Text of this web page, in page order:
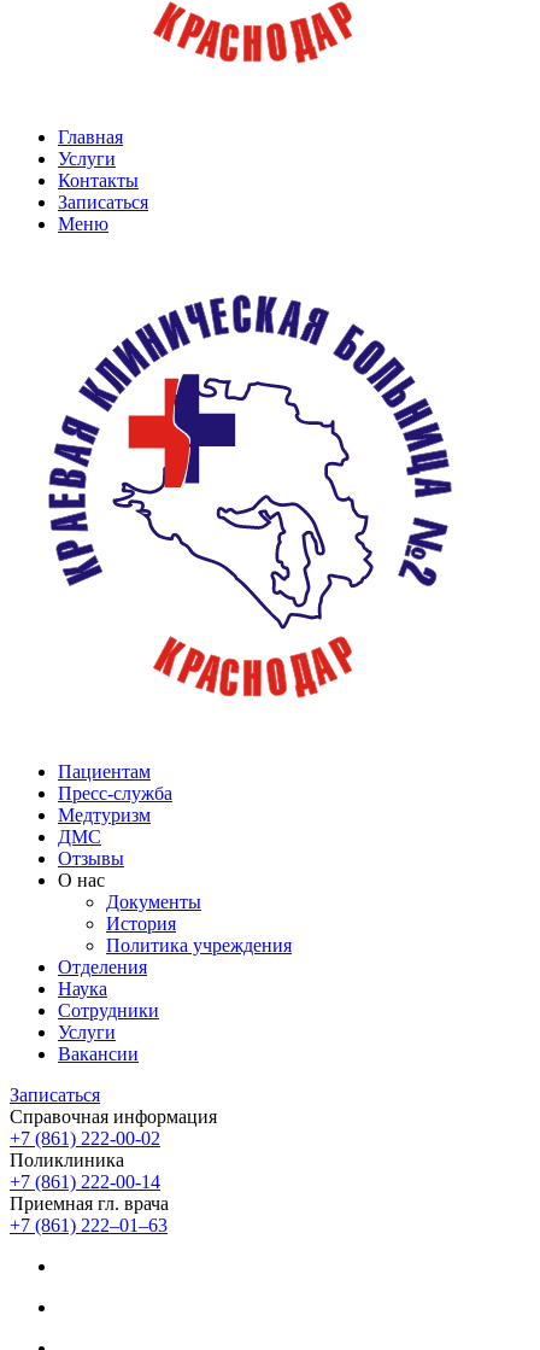
Главная
Услуги
Контакты
Записаться
Меню
Пациентам
Пресс-служба
Медтуризм
ДМС
Отзывы
О нас
Документы
История
Политика учреждения
Отделения
Наука
Сотрудники
Услуги
Вакансии
Записаться
Справочная информация
+7 (861) 222-00-02
Поликлиника
+7 (861) 222-00-14
Приемная гл. врача
+7 (861) 222‒01‒63